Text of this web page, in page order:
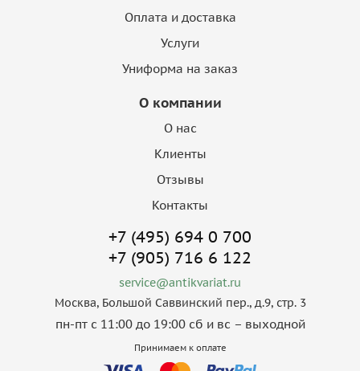
Оплата и доставка
Услуги
Униформа на заказ
О компании
О нас
Клиенты
Отзывы
Контакты
+7 (495) 694 0 700
+7 (905) 716 6 122
service@antikvariat.ru
Москва, Большой Саввинский пер., д.9, стр. 3
пн-пт с 11:00 до 19:00 сб и вс – выходной
Принимаем к оплате